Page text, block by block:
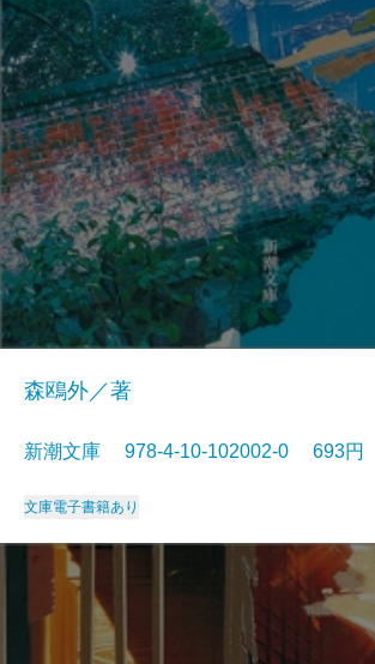
森鴎外／著
新潮文庫 978-4-10-102002-0 693円
文庫電子書籍あり